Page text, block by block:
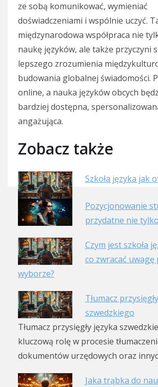
ze sobą komunikować, wymieniać
doświadczeniami i wspólnie uczyć.
międzynarodowa współpraca nie
naukę języków, ale także przyczyni
lepszego zrozumienia
budowania globalnej świadomości.
online, a nauka języków obcych
bardziej dostępna,
angażująca.
Zobacz także
Szkoła języka jak
Pozycjonowanie
przydatne nie
Czym jest szkoła
co zwracać uwagę
wyborze?
Tłumacz
szwedzkiego
Tłumacz przysięgły języka
kluczową rolę w procesie
dokumentów urzędowych oraz
Jaka trąbka do